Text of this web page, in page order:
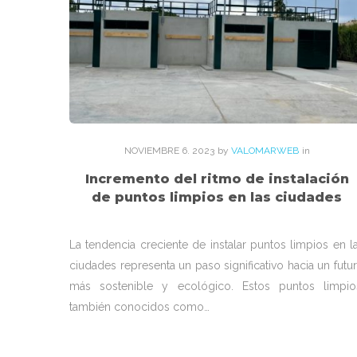
de
noviembre
de
2023
NOVIEMBRE6. 2023 by VALOMARWEB in
Incremento del ritmo de instalación
de puntos limpios en las ciudades
La tendencia creciente de instalar puntos limpios en
ciudades representa un paso significativo hacia un
más sostenible y ecológico. Estos puntos
también conocidos como…